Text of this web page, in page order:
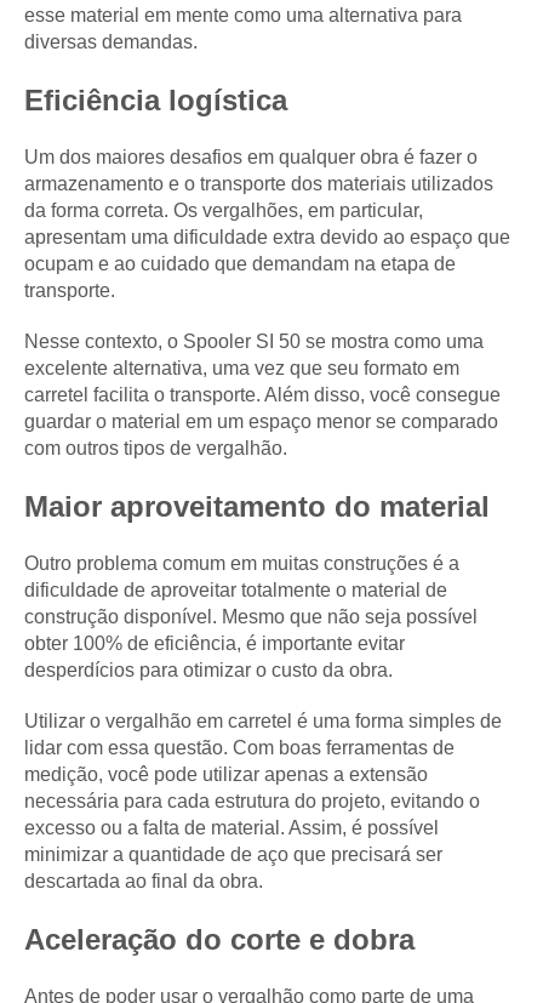
esse material em mente como uma alternativa para
diversas demandas.
Eficiência logística
Um dos maiores desafios em qualquer obra é fazer o
armazenamento e o transporte dos materiais utilizados
da forma correta. Os vergalhões, em particular,
apresentam uma dificuldade extra devido ao espaço que
ocupam e ao cuidado que demandam na etapa de
transporte.
Nesse contexto, o Spooler SI 50 se mostra como uma
excelente alternativa, uma vez que seu formato em
carretel facilita o transporte. Além disso, você consegue
guardar o material em um espaço menor se comparado
com outros tipos de vergalhão.
Maior aproveitamento do material
Outro problema comum em muitas construções é a
dificuldade de aproveitar totalmente o material de
construção disponível. Mesmo que não seja possível
obter 100% de eficiência, é importante evitar
desperdícios para otimizar o custo da obra.
Utilizar o vergalhão em carretel é uma forma simples de
lidar com essa questão. Com boas ferramentas de
medição, você pode utilizar apenas a extensão
necessária para cada estrutura do projeto, evitando o
excesso ou a falta de material. Assim, é possível
minimizar a quantidade de aço que precisará ser
descartada ao final da obra.
Aceleração do corte e dobra
Antes de poder usar o vergalhão como parte de uma